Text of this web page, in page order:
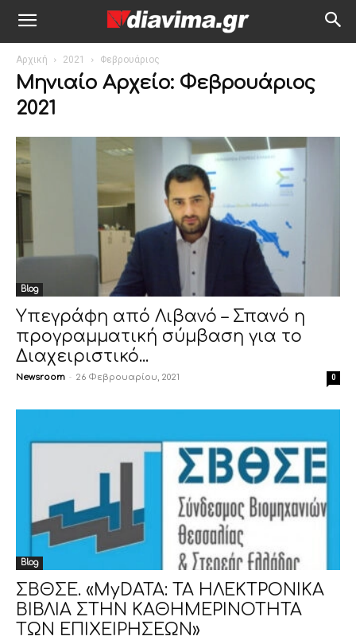
Αρχική 2021 Φεβρουάριος
Μηνιαίο Αρχείο: Φεβρουάριος
2021
Blog
Υπεγράφη από Λιβανό – Σπανό η
προγραμματική σύμβαση για το
Διαχειριστικό...
Newsroom - 26 Φεβρουαρίου, 2021 0
Blog
ΣΒΘΣΕ. «MyDATA: ΤΑ ΗΛΕΚΤΡΟΝΙΚΑ
ΒΙΒΛΙΑ ΣΤΗΝ ΚΑΘΗΜΕΡΙΝΟΤΗΤΑ
ΤΩΝ ΕΠΙΧΕΙΡΗΣΕΩΝ»